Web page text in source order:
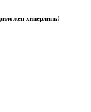
хиперлинк!